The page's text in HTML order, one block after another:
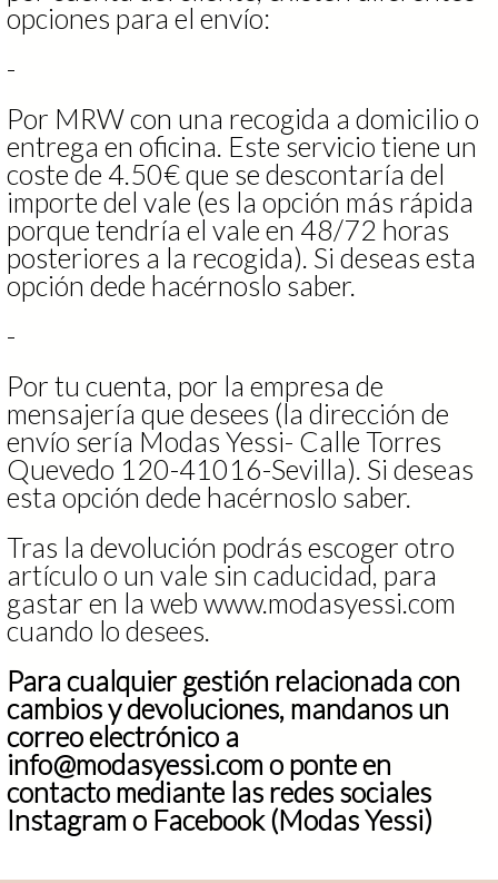
opciones para el envío:
-
Por MRW con una recogida a domicilio o
entrega en oficina. Este servicio tiene un
coste de 4.50€ que se descontaría del
importe del vale (es la opción más rápida
porque tendría el vale en 48/72 horas
posteriores a la recogida). Si deseas esta
opción dede hacérnoslo saber.
-
Por tu cuenta, por la empresa de
mensajería que desees (la dirección de
envío sería Modas Yessi- Calle Torres
Quevedo 120-41016-Sevilla). Si deseas
esta opción dede hacérnoslo saber.
Tras la devolución podrás escoger otro
artículo o un vale sin caducidad, para
gastar en la web www.modasyessi.com
cuando lo desees.
Para cualquier gestión relacionada con
cambios y devoluciones, mandanos un
correo electrónico a
info@modasyessi.com o ponte en
contacto mediante las redes sociales
Instagram o Facebook (Modas Yessi)